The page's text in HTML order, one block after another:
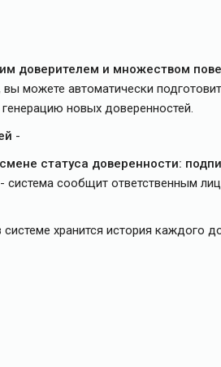
доверителем и множеством
можете автоматически
новых доверенностей.
-
статуса доверенности:
- система сообщит ответственным
системе хранится история каждого